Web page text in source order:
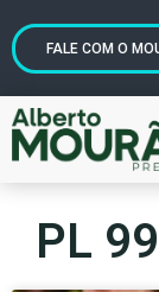
FALE COM O
PL